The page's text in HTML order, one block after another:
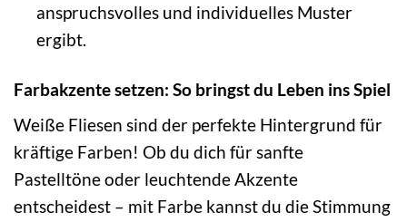
anspruchsvolles und individuelles Muster
ergibt.
Farbakzente setzen: So bringst du Leben ins Spiel
Weiße Fliesen sind der perfekte Hintergrund für
kräftige Farben! Ob du dich für sanfte
Pastelltöne oder leuchtende Akzente
entscheidest – mit Farbe kannst du die Stimmung